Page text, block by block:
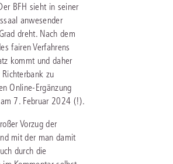
BFH sieht in seiner
anwesender
dreht. Nach dem
fairen Verfahrens
kommt und daher
zu
Online-Ergänzung
7. Februar 2024 (!).
Vorzug der
mit der man damit
durch die